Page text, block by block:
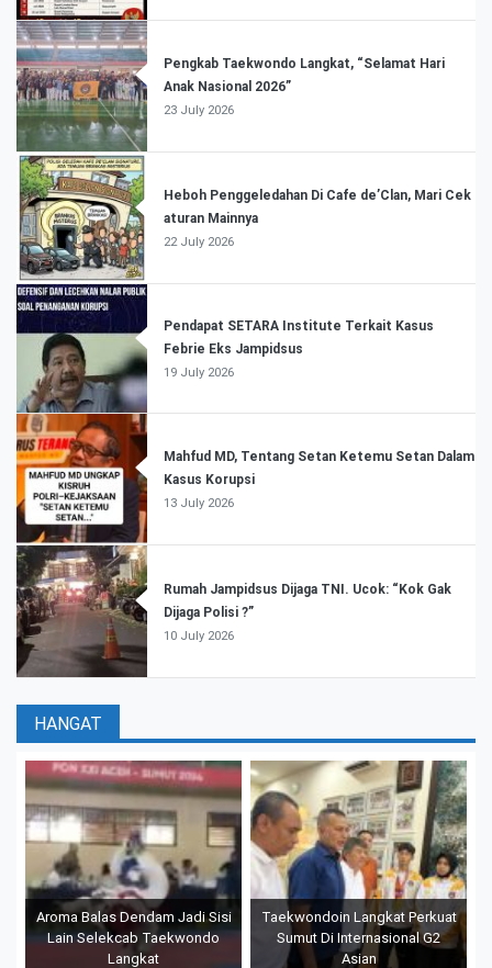
Pengkab Taekwondo Langkat, “Selamat Hari
Anak Nasional 2026”
23 July 2026
Heboh Penggeledahan Di Cafe de’Clan, Mari Cek
aturan Mainnya
22 July 2026
Pendapat SETARA Institute Terkait Kasus
Febrie Eks Jampidsus
19 July 2026
Mahfud MD, Tentang Setan Ketemu Setan Dalam
Kasus Korupsi
13 July 2026
Rumah Jampidsus Dijaga TNI. Ucok: “Kok Gak
Dijaga Polisi ?”
10 July 2026
HANGAT
Aroma Balas Dendam Jadi Sisi
Lain Selekcab Taekwondo
Langkat
Taekwondoin Langkat Perkuat
Sumut Di Internasional G2
Asian